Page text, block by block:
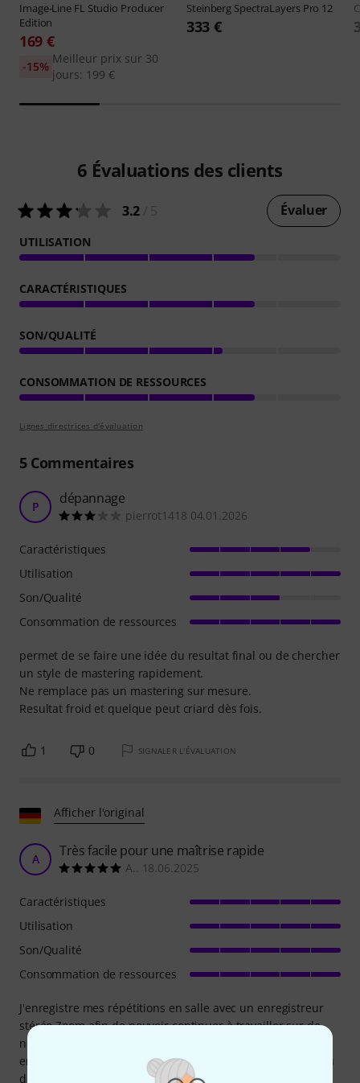
Image-Line FL Studio Producer
Edition
169 €
Meilleur prix sur 30
jours: 199 €
-15%
Steinberg SpectraLayers Pro 12
333 €
6 Évaluations des clients
3.2 Évaluer
UTILISATION
CARACTÉRISTIQUES
SON/QUALITÉ
CONSOMMATION DE RESSOURCES
Lignes directrices d'évaluation
5Commentaires
P dépannage
pierrot1418 04.01.2026
permet de se faire une idée du resultat final ou de chercher
un style de mastering rapidement.
Ne remplace pas un mastering sur mesure.
Resultat froid et quelque peut criard dès fois.
Caractéristiques
Utilisation
Son/Qualité
Consommation de ressources
1 0 SIGNALER L'ÉVALUATION
Afficher l'original
A Très facile pour une maîtrise rapide
A.. 18.06.2025
J'enregistre mes répétitions en salle avec un enregistreur
stéréo Zoom afin de pouvoir continuer à travailler sur de
nouvelles chansons. Depuis que je les utilise, les
enregistrements sont bien meilleurs et cela prend très peu
de temps. Je peux aussi exporter rapidement des mixages
Caractéristiques
Utilisation
Son/Qualité
Consommation de ressources